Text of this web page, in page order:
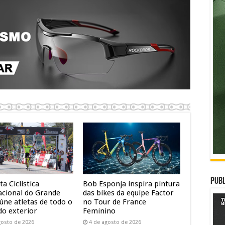
Ciclística
do Grande
atletas de todo o
exterior
de 2026
Bob Esponja inspira pintura
das bikes da equipe Factor
no Tour de France
Feminino
4 de agosto de 2026